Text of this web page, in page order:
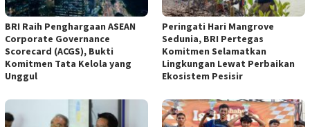
BRI Raih Penghargaan ASEAN
Corporate Governance
Scorecard (ACGS), Bukti
Komitmen Tata Kelola yang
Unggul
Peringati Hari Mangrove
Sedunia, BRI Pertegas
Komitmen Selamatkan
Lingkungan Lewat Perbaikan
Ekosistem Pesisir